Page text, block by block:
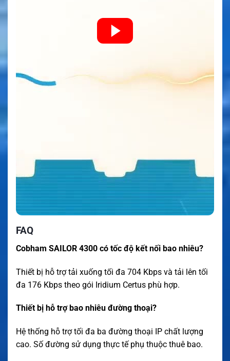
FAQ
Cobham SAILOR 4300 có tốc độ kết nối bao nhiêu?
Thiết bị hỗ trợ tải xuống tối đa 704 Kbps và tải lên tối
đa 176 Kbps theo gói Iridium Certus phù hợp.
Thiết bị hỗ trợ bao nhiêu đường thoại?
Hệ thống hỗ trợ tối đa ba đường thoại IP chất lượng
cao. Số đường sử dụng thực tế phụ thuộc thuê bao.